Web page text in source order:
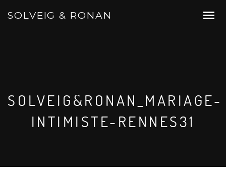
SOLVEIG & RONAN
SOLVEIG&RONAN_MARIAGE-
INTIMISTE-RENNES31